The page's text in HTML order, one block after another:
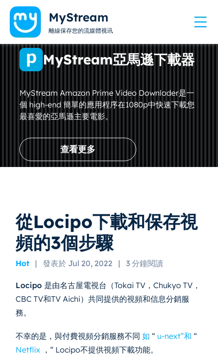
MyStream
離線保存您的流媒體视讯
MyStream亞馬遜下載器
MyStream Amazon Prime Video Downloder是一
個 high-end 簡單的應用程序在1080p中快速下載您
最喜愛的亞馬遜主要電影。
查看更多
從Locipo下載和保存視
頻的3個步驟
Hot | 發表於 Jul 20, 2022 | 3 分鐘閱讀
Locipo 是由名古屋電視台（Tokai TV，Chukyo TV，
CBC TV和TV Aichi）共同提供的視頻和信息分銷服
務。
不幸的是，與付費視頻分銷服務不同 如 “ u-next”和 “
Netflix ，“ Locipo不提供視頻下載功能。